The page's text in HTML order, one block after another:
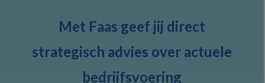
Met Faas geef jij direct
strategisch advies over actuele
bedrijfsvoering